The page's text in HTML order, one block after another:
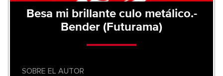
Besa mi brillante culo metálico.-
Bender (Futurama)
SOBRE EL AUTOR